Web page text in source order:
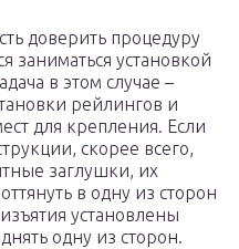
доверить процедуру
заниматься установкой
в этом случае –
рейлингов и
для крепления. Если
скорее всего,
заглушки, их
в одну из сторон
установлены
одну из сторон.